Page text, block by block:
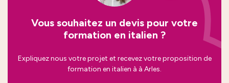
Vous souhaitez un devis pour votre
formation en italien ?
Expliquez nous votre projet et recevez votre proposition de
formation en italien à à Arles.